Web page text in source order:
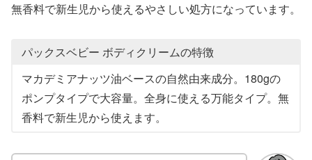
無香料で新生児から使えるやさしい処方になっています。
パックスベビー ボディクリームの特徴
マカデミアナッツ油ベースの自然由来成分。180gの
ポンプタイプで大容量。全身に使える万能タイプ。無
香料で新生児から使えます。